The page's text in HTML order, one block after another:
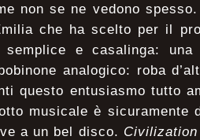
non se ne vedono
che ha scelto per il
e casalinga: una
analogico: roba
questo entusiasmo tutto
musicale è sicuramente
a un bel disco.